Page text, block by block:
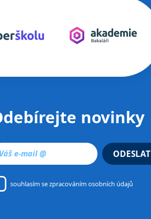
novinky
ODESLAT
souhlasím sezpracováním osobních údajů